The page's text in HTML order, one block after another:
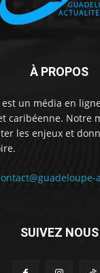
À PROPOS
un média en
caribéenne. Notre
les enjeux et
SUIVEZ NOUS